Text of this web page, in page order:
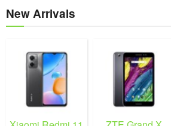
New Arrivals